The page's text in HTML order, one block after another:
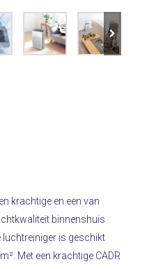
krachtige en een van
binnenshuis
luchtreiniger is geschikt
Met een krachtige CADR